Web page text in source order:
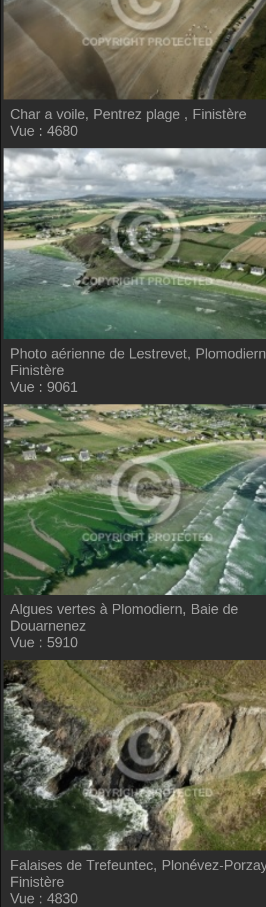
Char a voile, Pentrez plage , Finistère
Vue : 4680
Photo aérienne de Lestrevet,
Finistère
Vue : 9061
Algues vertes à Plomodiern, Baie de
Douarnenez
Vue : 5910
Falaises de Trefeuntec, Plonévez-
Finistère
Vue : 4830